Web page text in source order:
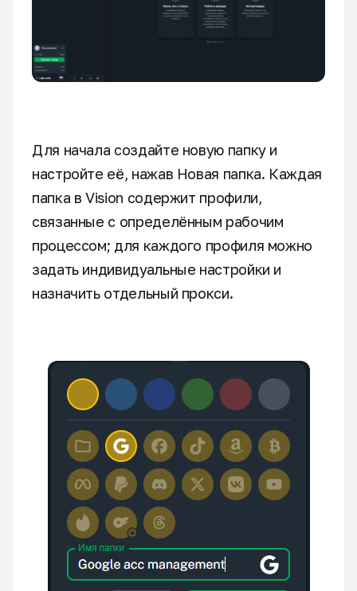
Для начала создайте новую папку и
настройте её, нажав Новая папка. Каждая
папка в Vision содержит профили,
связанные с определённым рабочим
процессом; для каждого профиля можно
задать индивидуальные настройки и
назначить отдельный прокси.